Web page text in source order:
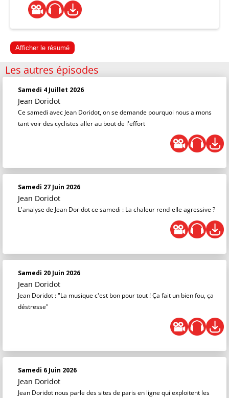
Afficher le résumé
Les autres épisodes
Samedi 4 Juillet 2026
Jean Doridot
Ce samedi avec Jean Doridot, on se demande pourquoi nous aimons
tant voir des cyclistes aller au bout de l'effort
Samedi 27 Juin 2026
Jean Doridot
L'analyse de Jean Doridot ce samedi : La chaleur rend-elle agressive ?
Samedi 20 Juin 2026
Jean Doridot
Jean Doridot : "La musique c'est bon pour tout ! Ça fait un bien fou, ça
déstresse"
Samedi 6 Juin 2026
Jean Doridot
Jean Doridot nous parle des sites de paris en ligne qui exploitent les